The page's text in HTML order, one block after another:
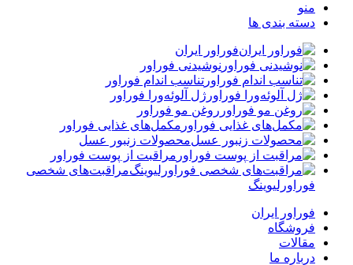
منو
دسته بندی ها
فوراور ایران
نوشیدنی فوراور
تناسب اندام فوراور
ژل آلوئه‌ورا فوراور
روغن مو فوراور
مکمل‌های غذایی فوراور
محصولات زنبور عسل
مراقبت از پوست فوراور
مراقبت‌های شخصی
فوراورلیوینگ
فوراور ایران
فروشگاه
مقالات
درباره ما